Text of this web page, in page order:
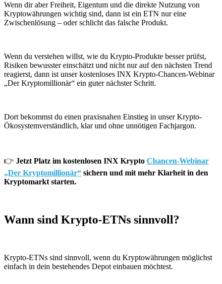
Wenn dir aber Freiheit, Eigentum und die direkte Nutzung von
Kryptowährungen wichtig sind, dann ist ein ETN nur eine
Zwischenlösung – oder schlicht das falsche Produkt.
Wenn du verstehen willst, wie du Krypto-Produkte besser prüfst,
Risiken bewusster einschätzt und nicht nur auf den nächsten Trend
reagierst, dann ist unser kostenloses INX Krypto-Chancen-Webinar
„Der Kryptomillionär“ ein guter nächster Schritt.
Dort bekommst du einen praxisnahen Einstieg in unser Krypto-
Ökosystemverständlich, klar und ohne unnötigen Fachjargon.
👉 Jetzt Platz im kostenlosen INX Krypto Chancen-Webinar
„Der Kryptomillionär“ sichern und mit mehr Klarheit in den
Kryptomarkt starten.
Wann sind Krypto-ETNs sinnvoll?
Krypto-ETNs sind sinnvoll, wenn du Kryptowährungen möglichst
einfach in dein bestehendes Depot einbauen möchtest.